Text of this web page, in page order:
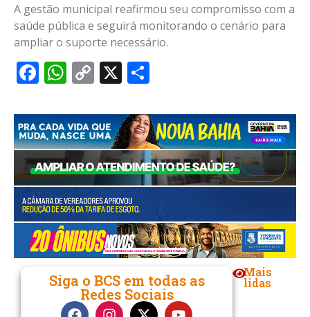
A gestão municipal reafirmou seu compromisso com a
saúde pública e seguirá monitorando o cenário para
ampliar o suporte necessário.
Facebook
WhatsApp
Copy
X
Siga o BCS em todas as
Redes Sociais
Mais
lidas